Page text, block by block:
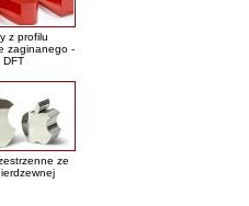
z profilu
zaginanego -
DFT
ze